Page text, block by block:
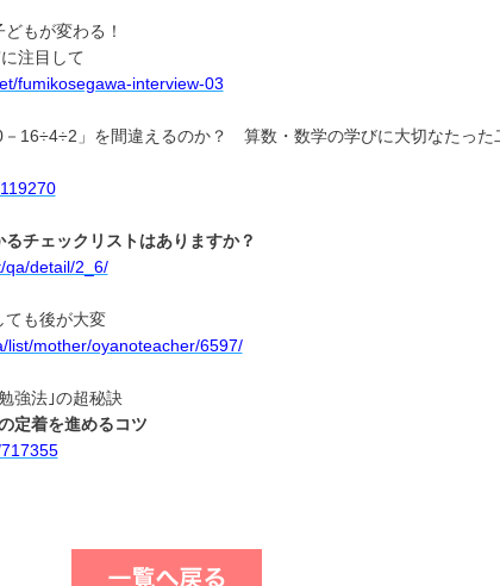
もが変わる！
注目して
fumikosegawa-interview-03
16÷4÷2」を間違えるのか？ 算数・数学の学びに大切なたった
チェックリストはありますか？
qa/detail/2_6/
ても後が大変
list/mother/oyanoteacher/6597/
強法｣の超秘訣
定着を進めるコツ